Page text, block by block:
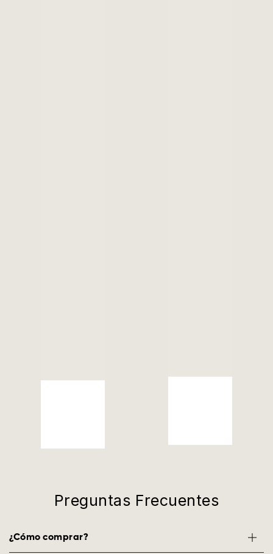
Preguntas Frecuentes
¿Cómo comprar?